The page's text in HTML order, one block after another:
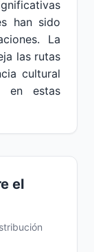
han sido
La
las rutas
cultural
en estas
el